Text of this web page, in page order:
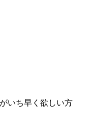
いち早く欲しい方